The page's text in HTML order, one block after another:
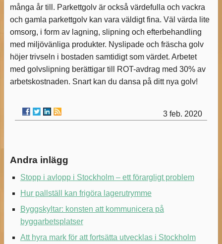
många år till. Parkettgolv är också värdefulla och vackra
och gamla parkettgolv kan vara väldigt fina. Väl värda lite
omsorg, i form av lagning, slipning och efterbehandling
med miljövänliga produkter. Nyslipade och fräscha golv
höjer trivseln i bostaden samtidigt som värdet. Arbetet
med golvslipning berättigar till ROT-avdrag med 30% av
arbetskostnaden. Snart kan du dansa på ditt nya golv!
3 feb. 2020
Andra inlägg
Stopp i avlopp i Stockholm – ett förargligt problem
Hur pallställ kan frigöra lagerutrymme
Byggskyltar: konsten att kommunicera på
byggarbetsplatser
Att hyra mark för att fortsätta utvecklas i Stockholm